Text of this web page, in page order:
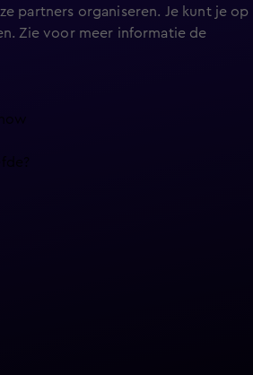
partners organiseren. Je kunt je op
Zie voor meer informatie de